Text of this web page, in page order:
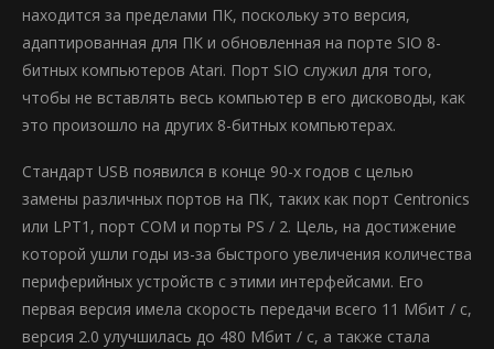
находится за пределами ПК, поскольку это версия,
адаптированная для ПК и обновленная на порте SIO 8-
битных компьютеров Atari. Порт SIO служил для того,
чтобы не вставлять весь компьютер в его дисководы, как
это произошло на других 8-битных компьютерах.
Стандарт USB появился в конце 90-х годов с целью
замены различных портов на ПК, таких как порт Centronics
или LPT1, порт COM и порты PS / 2. Цель, на достижение
которой ушли годы из-за быстрого увеличения количества
периферийных устройств с этими интерфейсами. Его
первая версия имела скорость передачи всего 11 Мбит / с,
версия 2.0 улучшилась до 480 Мбит / с, а также стала